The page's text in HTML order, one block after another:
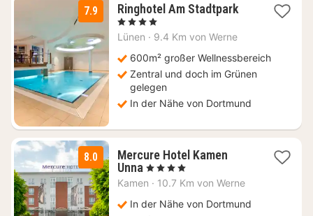
7.9 Ringhotel Am Stadtpark1
€
, 4 Sterne
Lünen · 9.4 Km von Werne
600m² großer Wellnessbereich
Zentral und doch im Grünen
gelegen
In der Nähe von Dortmund
8.0
Mercure Hotel Kamen
Unna 1
Nacht
89
, 4 Sterne
Kamen · 10.7 Km von Werne
In der Nähe von Dortmund